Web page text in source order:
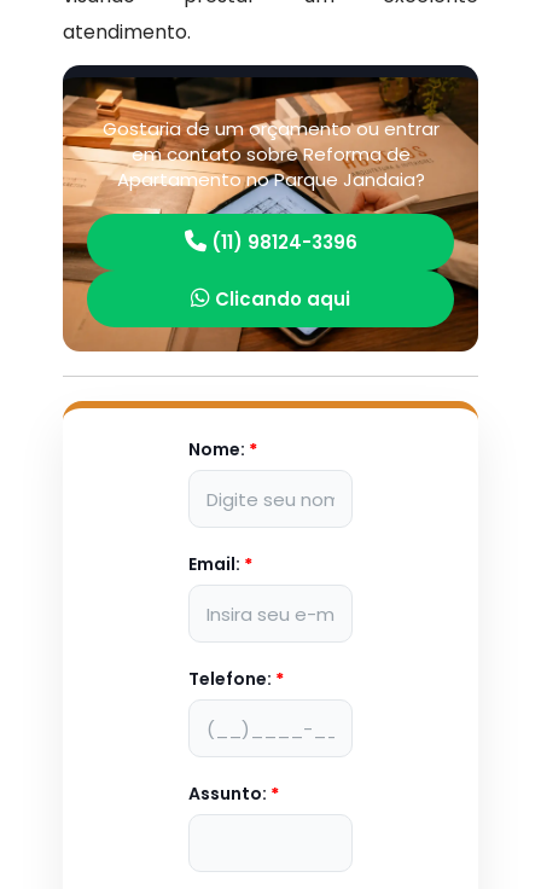
atendimento.
Gostaria de um orçamento ou entrar
em contato sobre Reforma de
Apartamento no Parque Jandaia?
(11) 98124-3396
Clicando aqui
Nome: *
Email: *
Telefone: *
Assunto: *